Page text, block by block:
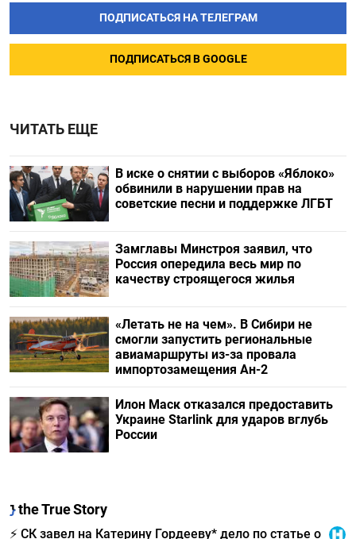
ПОДПИСАТЬСЯ НА ТЕЛЕГРАМ
ПОДПИСАТЬСЯ В GOOGLE
ЧИТАТЬ ЕЩЕ
В иске о снятии с выборов «Яблоко»
обвинили в нарушении прав на
советские песни и поддержке ЛГБТ
Замглавы Минстроя заявил, что
Россия опередила весь мир по
качеству строящегося жилья
«Летать не на чем». В Сибири не
смогли запустить региональные
авиамаршруты из-за провала
импортозамещения Ан-2
Илон Маск отказался предоставить
Украине Starlink для ударов вглубь
России